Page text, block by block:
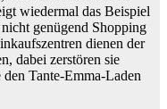
wiedermal das Beispiel
genügend Shopping
dienen der
dabei zerstören sie
Tante-Emma-Laden